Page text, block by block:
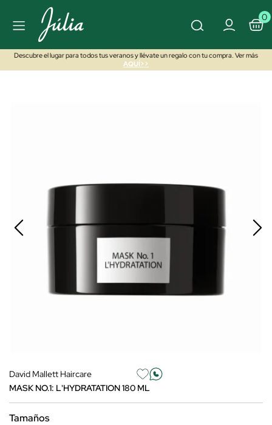
0
Descubre el lugar para todos tus veranos y llévate un regalo con tu compra. Ver más
AQUÍ>>
David Mallett Haircare
MASK NO.1: L'HYDRATATION 180 ML
Tamaños